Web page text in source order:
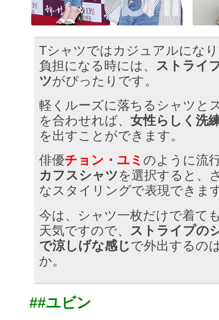
Tシャツではカジュアルにな
負担になる時には、 ストライ
ツがぴったりです。
軽くルーズに落ちるシャツと
を合わせれば、 女性らしく洗
を出すことができます。
俳優チョン・ユミ のように流
カフスシャツを選択すると、
なスタイリングで表現できま
今は、シャツ一枚だけで着て
天気ですので、 ストライプの
で涼しげな感じで外出するの
か。
##ユビン